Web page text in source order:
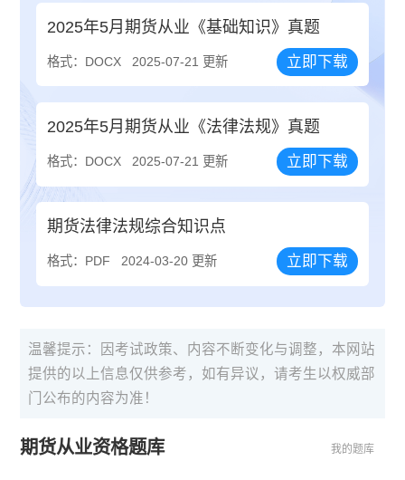
2025年5月期货从业《基础知识》真题
格式：DOCX 2025-07-21 更新 立即下载
2025年5月期货从业《法律法规》真题
格式：DOCX 2025-07-21 更新 立即下载
期货法律法规综合知识点
格式：PDF 2024-03-20 更新 立即下载
温馨提示：因考试政策、内容不断变化与调整，本网站
提供的以上信息仅供参考，如有异议，请考生以权威部
门公布的内容为准！
期货从业资格题库 我的题库